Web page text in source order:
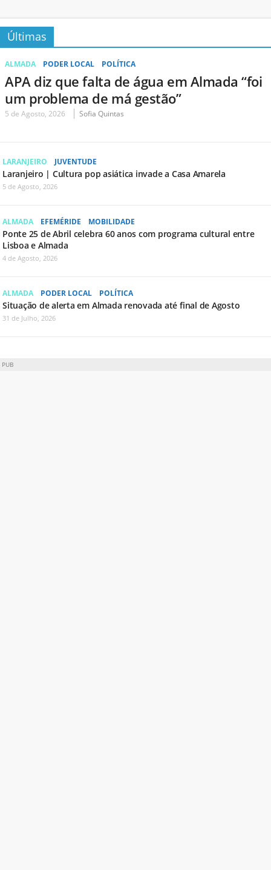
Últimas
ALMADA PODER LOCAL POLÍTICA
APA diz que falta de água em Almada “foi
um problema de má gestão”
5 de Agosto, 2026 Sofia Quintas
LARANJEIRO JUVENTUDE
Laranjeiro | Cultura pop asiática invade a Casa Amarela
5 de Agosto, 2026
ALMADA EFEMÉRIDE MOBILIDADE
Ponte 25 de Abril celebra 60 anos com programa cultural entre
Lisboa e Almada
4 de Agosto, 2026
ALMADA PODER LOCAL POLÍTICA
Situação de alerta em Almada renovada até final de Agosto
31 de Julho, 2026
PUB